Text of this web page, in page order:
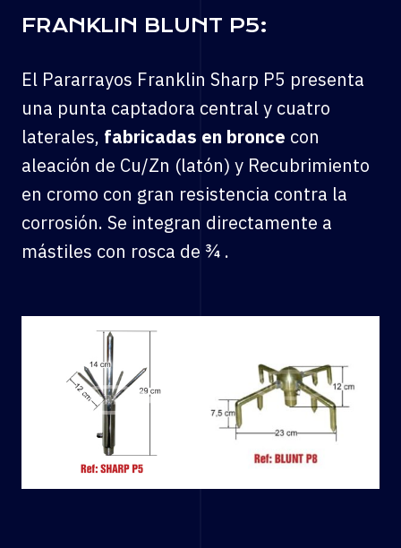
FRANKLIN BLUNT P5:
El Pararrayos Franklin Sharp P5 presenta
una punta captadora central y cuatro
laterales, fabricadas en bronce con
aleación de Cu/Zn (latón) y Recubrimiento
en cromo con gran resistencia contra la
corrosión. Se integran directamente a
mástiles con rosca de ¾ .